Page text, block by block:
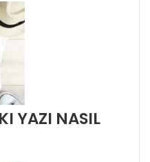
YAZI NASIL